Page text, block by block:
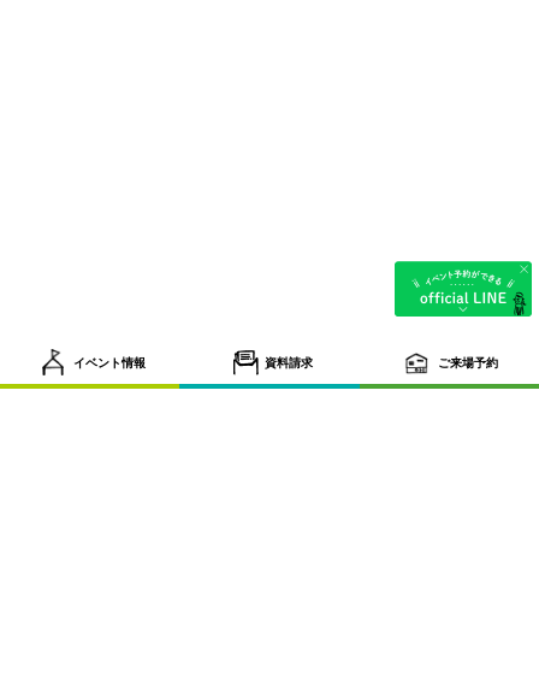
イベント情報 資料請求 ご来場予約